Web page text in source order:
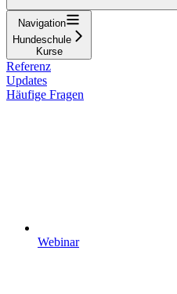
Navigation
Hundeschule
Kurse
Referenz
Updates
Häufige Fragen
Webinar